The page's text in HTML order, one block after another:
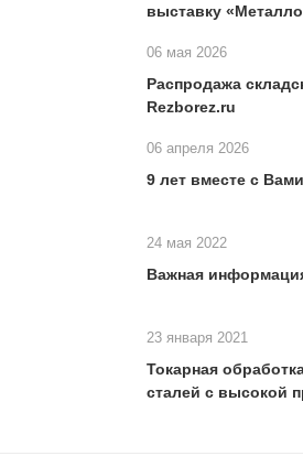
выставку
06 мая 2026
Распродажа
Rezborez.ru
06 апреля 2026
9 лет вместе с
24 мая 2022
Важная
23 января 2021
Токарная
сталей с высокой